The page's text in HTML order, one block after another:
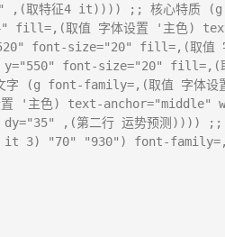
,(取特征4 it)))) ;; 核心特质
fill=,(取值 字体设置 '主色)
font-size="20" fill=,(取值
y="550" font-size="20" fill=,(
字 (g font-family=,(取值 字体
'主色) text-anchor="middle"
,(第二行 运势预测)))) ;;
"70" "930") font-family=,(